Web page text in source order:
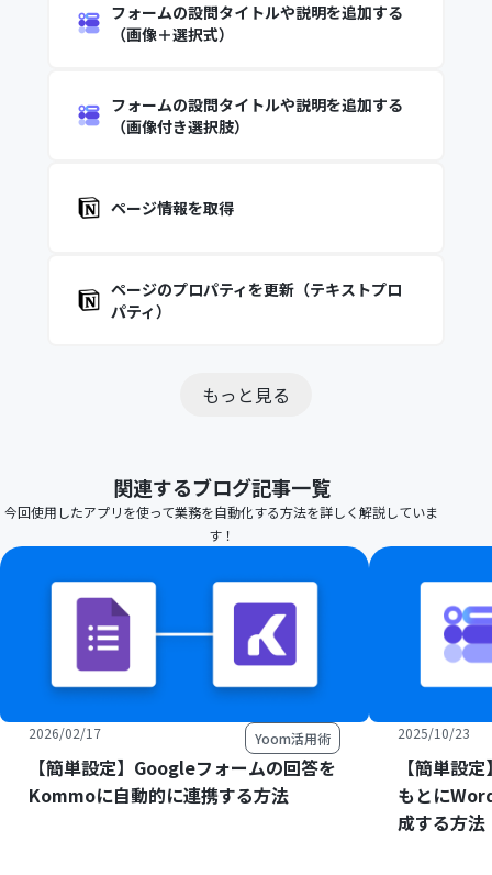
フォームの設問タイトルや説明を追加する
（画像＋選択式）
フォームの設問タイトルや説明を追加する
（画像付き選択肢）
ページ情報を取得
ページのプロパティを更新（テキストプロ
パティ）
もっと見る
関連するブログ記事一覧
今回使用したアプリを使って業務を自動化する方法を詳しく解説していま
す！
2026/02/17 Yoom活用術
【簡単設定】Googleフォームの回答を
Kommoに自動的に連携する方法
2025/10/23
【簡単設
もとに
成する方法